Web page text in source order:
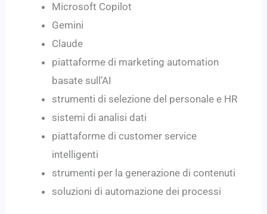
Microsoft Copilot
Gemini
Claude
piattaforme di marketing automation
basate sull’AI
strumenti di selezione del personale e HR
sistemi di analisi dati
piattaforme di customer service
intelligenti
strumenti per la generazione di contenuti
soluzioni di automazione dei processi